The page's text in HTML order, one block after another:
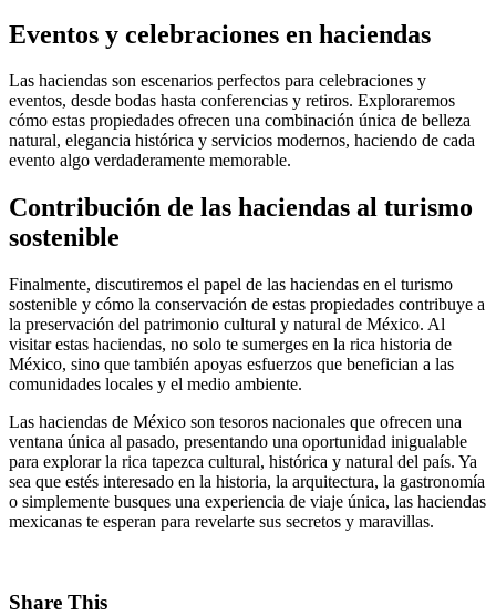
Eventos y celebraciones en haciendas
Las haciendas son escenarios perfectos para celebraciones y
eventos, desde bodas hasta conferencias y retiros. Exploraremos
cómo estas propiedades ofrecen una combinación única de belleza
natural, elegancia histórica y servicios modernos, haciendo de cada
evento algo verdaderamente memorable.
Contribución de las haciendas al turismo
sostenible
Finalmente, discutiremos el papel de las haciendas en el turismo
sostenible y cómo la conservación de estas propiedades contribuye a
la preservación del patrimonio cultural y natural de México. Al
visitar estas haciendas, no solo te sumerges en la rica historia de
México, sino que también apoyas esfuerzos que benefician a las
comunidades locales y el medio ambiente.
Las haciendas de México son tesoros nacionales que ofrecen una
ventana única al pasado, presentando una oportunidad inigualable
para explorar la rica tapezca cultural, histórica y natural del país. Ya
sea que estés interesado en la historia, la arquitectura, la gastronomía
o simplemente busques una experiencia de viaje única, las haciendas
mexicanas te esperan para revelarte sus secretos y maravillas.
Share This